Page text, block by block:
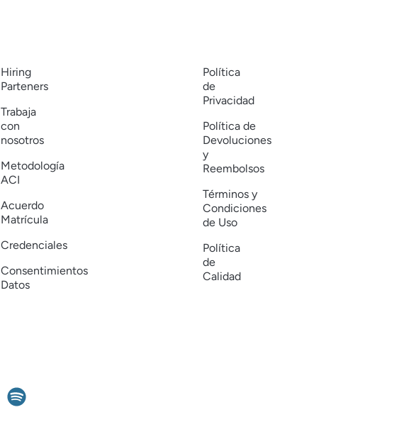
Hiring
Parteners
Trabaja
con
nosotros
Metodología
ACI
Acuerdo
Matrícula
Credenciales
Consentimientos
Datos
Política
de
Privacidad
Política de
Devoluciones
y
Reembolsos
Términos y
Condiciones
de Uso
Política
de
Calidad